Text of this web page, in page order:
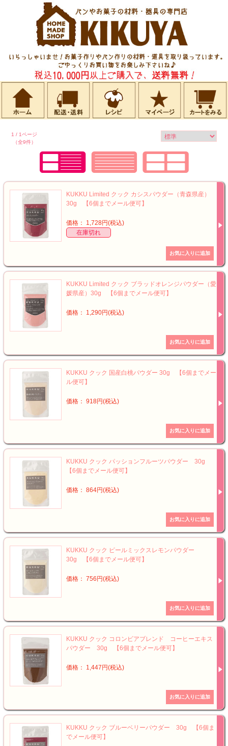
1 / 1ページ
（全9件）
KUKKU Limited クック カシスパウダー（青森県産）
30g 【6個までメール便可】
価格： 1,728円(税込)
在庫切れ
KUKKU Limited クック ブラッドオレンジパウダー（愛
媛県産）30g 【6個までメール便可】
価格： 1,290円(税込)
KUKKU クック 国産白桃パウダー 30g 【6個までメー
ル便可】
価格： 918円(税込)
KUKKU クック パッションフルーツパウダー 30g
【6個までメール便可】
価格： 864円(税込)
KUKKU クック ピールミックスレモンパウダー
30g 【6個までメール便可】
価格： 756円(税込)
KUKKU クック コロンビアブレンド コーヒーエキス
パウダー 30g 【6個までメール便可】
価格： 1,447円(税込)
KUKKU クック ブルーベリーパウダー 30g 【6個ま
でメール便可】